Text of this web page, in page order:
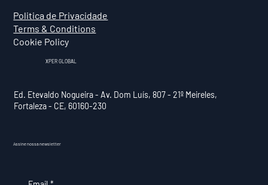
Politica de Privacidade
Terms & Conditions
Cookie Policy
XPER GLOBAL
Ed. Etevaldo Nogueira - Av. Dom Luís, 807 - 21º Meireles,
Fortaleza - CE, 60160-230
Assine nossa newsletter